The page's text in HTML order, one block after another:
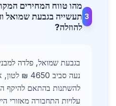
3
מהו טווח המחירים
תעשייה בגבעת שמואל
להוזלה?
בגבעת שמואל, פלדה
נעה סביב
להשתנות בהתאם להיקף
עלויות התחבורה מאזורי